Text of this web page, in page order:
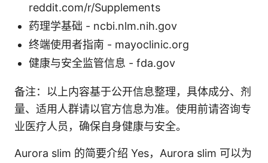
reddit.com/r/Supplements
药理学基础 - ncbi.nlm.nih.gov
终端使用者指南 - mayoclinic.org
健康与安全监管信息 - fda.gov
备注：以上内容基于公开信息整理，具体成分、剂
量、适用人群请以官方信息为准。使用前请咨询专
业医疗人员，确保自身健康与安全。
Aurora slim 的简要介绍 Yes，Aurora slim 可以为